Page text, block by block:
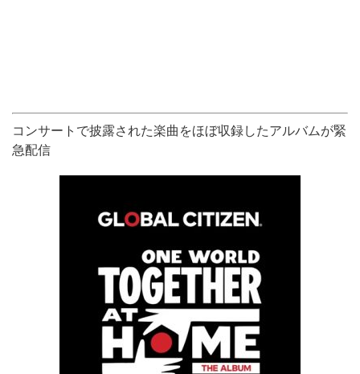
コンサートで披露された楽曲をほぼ収録したアルバムが緊
急配信